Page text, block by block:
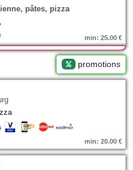
pâtes, pizza
min: 25.00 €
promotions
min: 20.00 €